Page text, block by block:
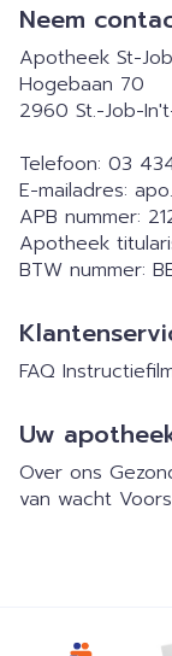
Neem
Apotheek St-
Hogebaan 70
2960 St.-Job-
Telefoon: 03
E-mailadres:
APB nummer:
Apotheek
BTW nummer:
FAQ
Uw
Over ons
van wacht